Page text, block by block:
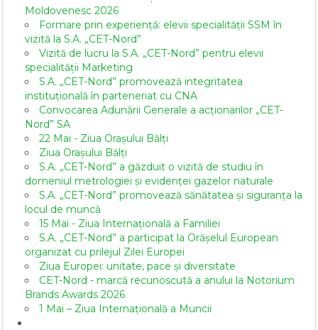
Moldovenesc 2026
Formare prin experiență: elevii specialității SSM în
vizită la S.A. „CET-Nord”
Vizită de lucru la S.A. „CET-Nord” pentru elevii
specialității Marketing
S.A. „CET-Nord” promovează integritatea
instituțională în parteneriat cu CNA
Convocarea Adunării Generale a acționarilor „CET-
Nord” SA
22 Mai - Ziua Orașului Bălți
Ziua Orașului Bălți
S.A. „CET-Nord” a găzduit o vizită de studiu în
domeniul metrologiei și evidenței gazelor naturale
S.A. „CET-Nord” promovează sănătatea și siguranța la
locul de muncă
15 Mai - Ziua Internațională a Familiei
S.A. „CET-Nord” a participat la Orășelul European
organizat cu prilejul Zilei Europei
Ziua Europei: unitate, pace și diversitate
CET-Nord - marcă recunoscută a anului la Notorium
Brands Awards 2026
1 Mai – Ziua Internațională a Muncii